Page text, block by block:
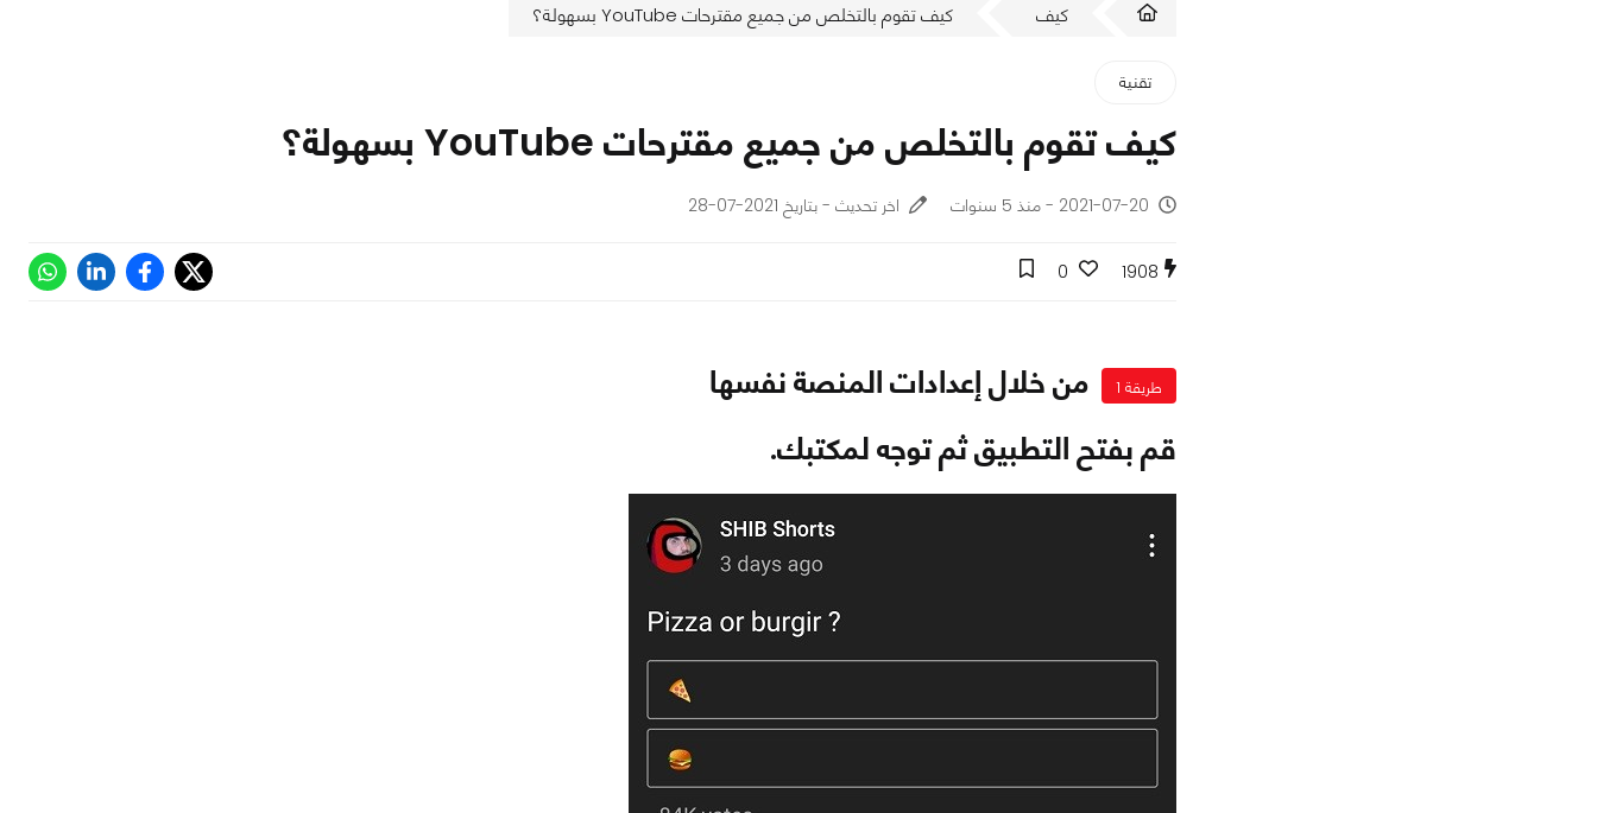
كيف كيف تقوم بالتخلص من جميع مقترحات YouTube بسهولة؟
تقنية
كيف تقوم بالتخلص من جميع مقترحات YouTube بسهولة؟
2021-07-20 - منذ 5 سنوات اخر تحديث - بتاريخ 2021-07-28
1908
0
طريقة 1
من خلال إعدادات المنصة نفسها
قم بفتح التطبيق ثم توجه لمكتبك.